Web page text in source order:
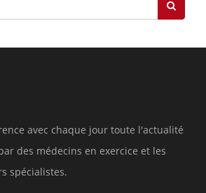
avec chaque jour toute l'actualité
des médecins en exercice et les
spécialistes.